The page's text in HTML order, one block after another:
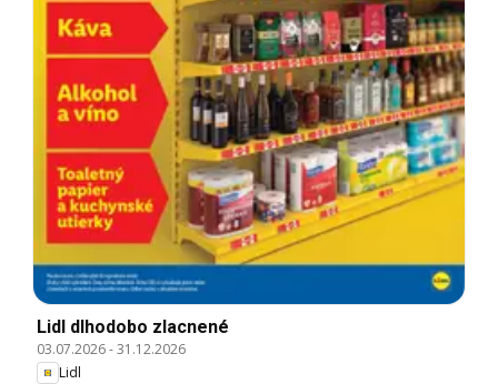
Lidl dlhodobo zlacnené
03.07.2026-31.12.2026
Lidl